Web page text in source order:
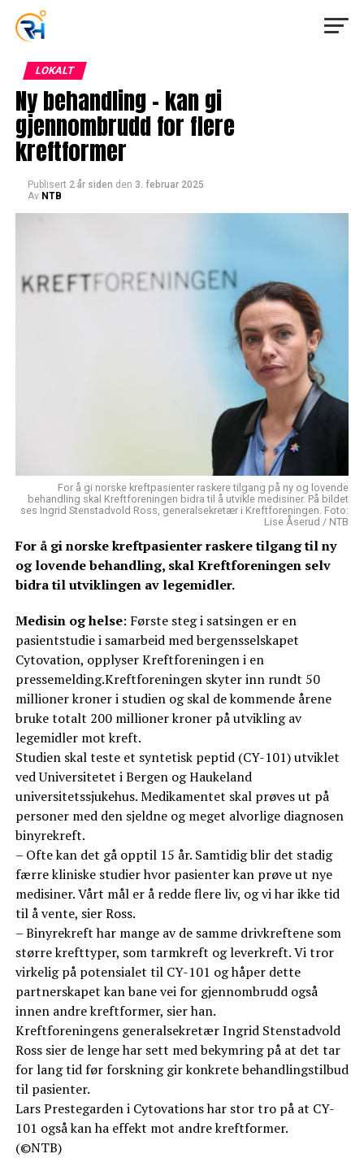
LOKALT
Ny behandling – kan gi
gjennombrudd for flere
kreftformer
Publisert 2 år siden den 3. februar 2025
Av NTB
For å gi norske kreftpasienter raskere tilgang på ny og lovende
behandling skal Kreftforeningen bidra til å utvikle medisiner. På bildet
ses Ingrid Stenstadvold Ross, generalsekretær i Kreftforeningen. Foto:
Lise Åserud / NTB
For å gi norske kreftpasienter raskere tilgang til ny
og lovende behandling, skal Kreftforeningen selv
bidra til utviklingen av legemidler.
Medisin og helse: Første steg i satsingen er en
pasientstudie i samarbeid med bergensselskapet
Cytovation, opplyser Kreftforeningen i en
pressemelding.Kreftforeningen skyter inn rundt 50
millioner kroner i studien og skal de kommende årene
bruke totalt 200 millioner kroner på utvikling av
legemidler mot kreft.
Studien skal teste et syntetisk peptid (CY-101) utviklet
ved Universitetet i Bergen og Haukeland
universitetssjukehus. Medikamentet skal prøves ut på
personer med den sjeldne og meget alvorlige diagnosen
binyrekreft.
– Ofte kan det gå opptil 15 år. Samtidig blir det stadig
færre kliniske studier hvor pasienter kan prøve ut nye
medisiner. Vårt mål er å redde flere liv, og vi har ikke tid
til å vente, sier Ross.
– Binyrekreft har mange av de samme drivkreftene som
større krefttyper, som tarmkreft og leverkreft. Vi tror
virkelig på potensialet til CY-101 og håper dette
partnerskapet kan bane vei for gjennombrudd også
innen andre kreftformer, sier han.
Kreftforeningens generalsekretær Ingrid Stenstadvold
Ross sier de lenge har sett med bekymring på at det tar
for lang tid før forskning gir konkrete behandlingstilbud
til pasienter.
Lars Prestegarden i Cytovations har stor tro på at CY-
101 også kan ha effekt mot andre kreftformer.
(©NTB)